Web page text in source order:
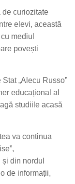
de curiozitate
elevi, această
mediul
povești
Stat „Alecu Russo”
educațional al
studiile acasă
va continua
”,
și din nordul
de informații,